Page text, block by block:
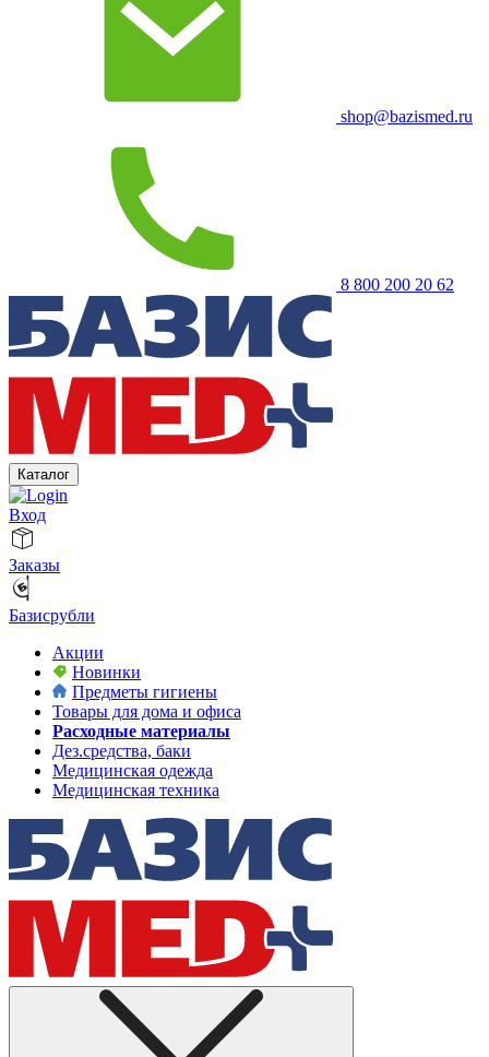
shop@bazismed.ru
8 800 200 20 62
Каталог
Вход
Заказы
Базисрубли
Акции
Новинки
Предметы гигиены
Товары для дома и офиса
Расходные материалы
Дез.средства, баки
Медицинская одежда
Медицинская техника